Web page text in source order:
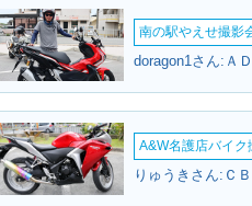
南の駅やえせ撮影
doragon1さん:Ａ
A&W名護店バイ
りゅうきさん:Ｃ